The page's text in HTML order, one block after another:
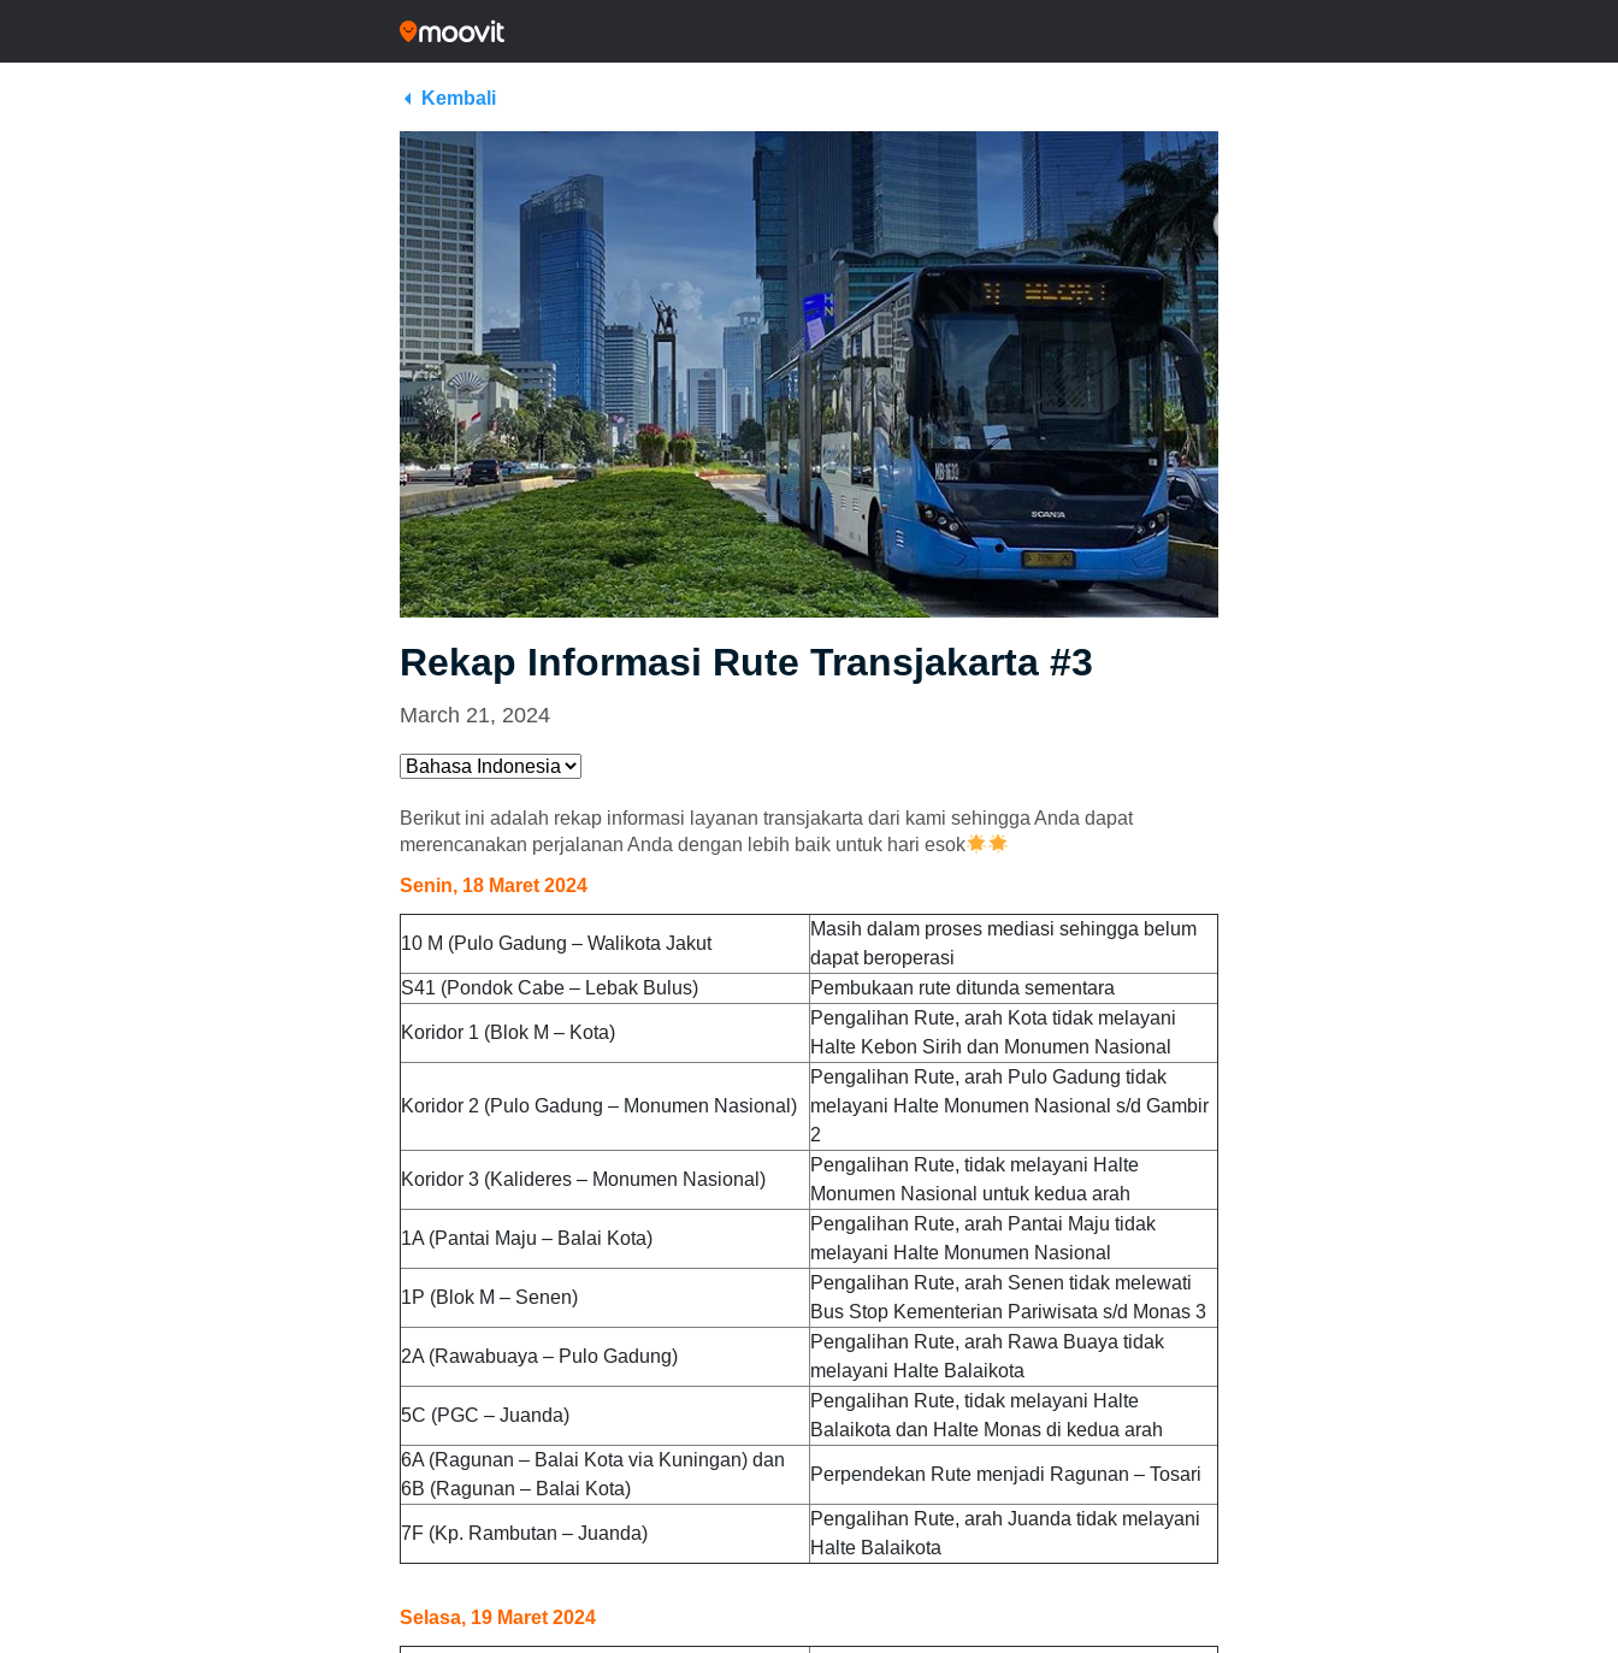
Kembali
Rekap Informasi Rute Transjakarta #3
March 21, 2024
Berikut ini adalah rekap informasi layanan transjakarta dari kami sehingga Anda dapat
merencanakan perjalanan Anda dengan lebih baik untuk hari esok
Senin, 18 Maret 2024
10 M (Pulo Gadung – Walikota Jakut
Masih dalam proses mediasi sehingga belum
dapat beroperasi
S41 (Pondok Cabe – Lebak Bulus)
Pembukaan rute ditunda sementara
Koridor 1 (Blok M – Kota)
Pengalihan Rute, arah Kota tidak melayani
Halte Kebon Sirih dan Monumen Nasional
Koridor 2 (Pulo Gadung – Monumen Nasional)
Pengalihan Rute, arah Pulo Gadung tidak
melayani Halte Monumen Nasional s/d Gambir
2
Koridor 3 (Kalideres – Monumen Nasional)
Pengalihan Rute, tidak melayani Halte
Monumen Nasional untuk kedua arah
1A (Pantai Maju – Balai Kota)
Pengalihan Rute, arah Pantai Maju tidak
melayani Halte Monumen Nasional
1P (Blok M – Senen)
Pengalihan Rute, arah Senen tidak melewati
Bus Stop Kementerian Pariwisata s/d Monas 3
2A (Rawabuaya – Pulo Gadung)
Pengalihan Rute, arah Rawa Buaya tidak
melayani Halte Balaikota
5C (PGC – Juanda)
Pengalihan Rute, tidak melayani Halte
Balaikota dan Halte Monas di kedua arah
6A (Ragunan – Balai Kota via Kuningan) dan
6B (Ragunan – Balai Kota)
Perpendekan Rute menjadi Ragunan – Tosari
7F (Kp. Rambutan – Juanda)
Pengalihan Rute, arah Juanda tidak melayani
Halte Balaikota
Selasa, 19 Maret 2024